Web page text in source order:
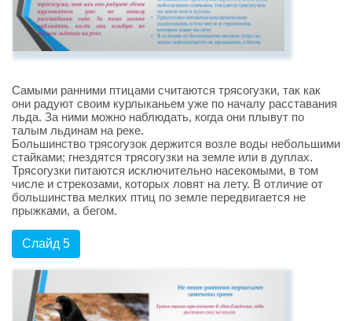
Самыми ранними птицами считаются трясогузки, так как
они радуют своим курлыканьем уже по началу расставания
льда. За ними можно наблюдать, когда они плывут по
талым льдинам на реке.
Большинство трясогузок держится возле воды небольшими
стайками; гнездятся трясогузки на земле или в дуплах.
Трясогузки питаются исключительно насекомыми, в том
числе и стрекозами, которых ловят на лету. В отличие от
большинства мелких птиц по земле передвигается не
прыжками, а бегом.
Слайд 5